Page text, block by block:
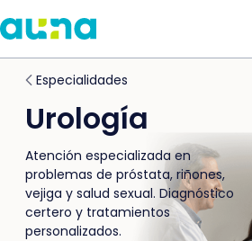
Especialidades
Urología
Atención especializada en
problemas de próstata, riñones,
vejiga y salud sexual. Diagnóstico
certero y tratamientos
personalizados.